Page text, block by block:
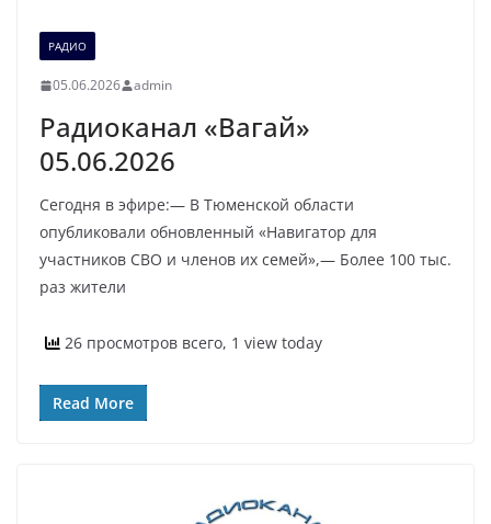
РАДИО
05.06.2026 admin
Радиоканал «Вагай»
05.06.2026
Сегодня в эфире:— В Тюменской области
опубликовали обновленный «Навигатор для
участников СВО и членов их семей»,— Более 100 тыс.
раз жители
26 просмотров всего, 1 view today
Read More